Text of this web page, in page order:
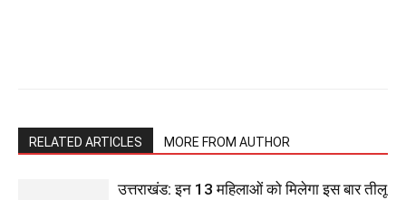
RELATED ARTICLES MORE FROM AUTHOR
उत्तराखंड: इन 13 महिलाओं को मिलेगा इस बार तीलू